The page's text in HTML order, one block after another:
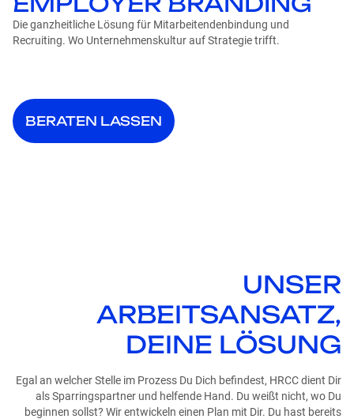
Die ganzheitliche Lösung für Mitarbeitendenbindung und
Recruiting. Wo Unternehmenskultur auf Strategie trifft.
BERATEN LASSEN
UNSER
ARBEITSANSATZ,
DEINE LÖSUNG
Egal an welcher Stelle im Prozess Du Dich befindest, HRCC dient Dir
als Sparringspartner und helfende Hand. Du weißt nicht, wo Du
beginnen sollst? Wir entwickeln einen Plan mit Dir. Du hast bereits